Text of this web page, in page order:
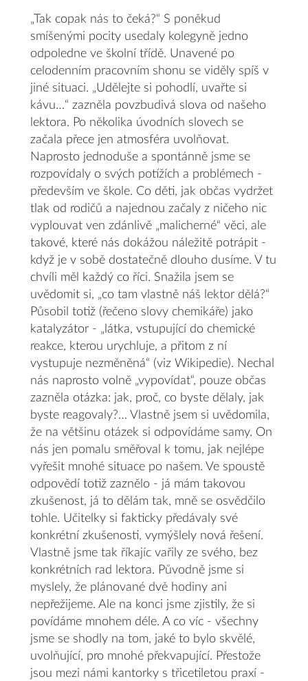
„Tak copak nás to čeká?“ S poněkud
smíšenými pocity usedaly kolegyně jedno
odpoledne ve školní třídě. Unavené po
celodenním pracovním shonu se viděly spíš v
jiné situaci. „Udělejte si pohodlí, uvařte si
kávu…“ zazněla povzbudivá slova od našeho
lektora. Po několika úvodních slovech se
začala přece jen atmosféra uvolňovat.
Naprosto jednoduše a spontánně jsme se
rozpovídaly o svých potížích a problémech -
především ve škole. Co děti, jak občas vydržet
tlak od rodičů a najednou začaly z ničeho nic
vyplouvat ven zdánlivě „malicherné“ věci, ale
takové, které nás dokážou náležitě potrápit -
když je v sobě dostatečně dlouho dusíme. V tu
chvíli měl každý co říci. Snažila jsem se
uvědomit si, „co tam vlastně náš lektor dělá?“
Působil totiž (řečeno slovy chemikáře) jako
katalyzátor - „látka, vstupující do chemické
reakce, kterou urychluje, a přitom z ní
vystupuje nezměněná“ (viz Wikipedie). Nechal
nás naprosto volně „vypovídat“, pouze občas
zazněla otázka: jak, proč, co byste dělaly, jak
byste reagovaly?… Vlastně jsem si uvědomila,
že na většinu otázek si odpovídáme samy. On
nás jen pomalu směřoval k tomu, jak nejlépe
vyřešit mnohé situace po našem. Ve spoustě
odpovědí totiž zaznělo - já mám takovou
zkušenost, já to dělám tak, mně se osvědčilo
tohle. Učitelky si fakticky předávaly své
konkrétní zkušenosti, vymýšlely nová řešení.
Vlastně jsme tak říkajíc vařily ze svého, bez
konkrétních rad lektora. Původně jsme si
myslely, že plánované dvě hodiny ani
nepřežijeme. Ale na konci jsme zjistily, že si
povídáme mnohem déle. A co víc - všechny
jsme se shodly na tom, jaké to bylo skvělé,
uvolňující, pro mnohé překvapující. Přestože
jsou mezi námi kantorky s třicetiletou praxí -